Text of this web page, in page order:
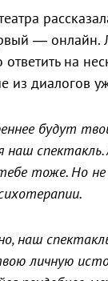
—
на
из диалогов
будут
наш
тоже. Но
наш
личную